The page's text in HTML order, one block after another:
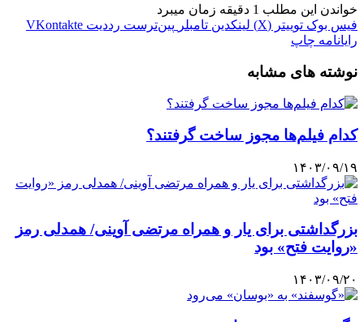
خواندن این مطلب 1 دقیقه زمان میبرد
فیس بوک توییتر (X) لینکدین ‫تامبلر ‫پین‌ترست ‫رددیت ‫VKontakte
رایانامه چاپ
نوشته های مشابه
کدام فیلم‌ها مجوز ساخت گرفتند؟
۱۴۰۳/۰۹/۱۹
بزرگداشتی برای یار و همراه مرتضی آوینی/ همدلی رمز
«روایت فتح» بود
۱۴۰۳/۰۹/۲۰